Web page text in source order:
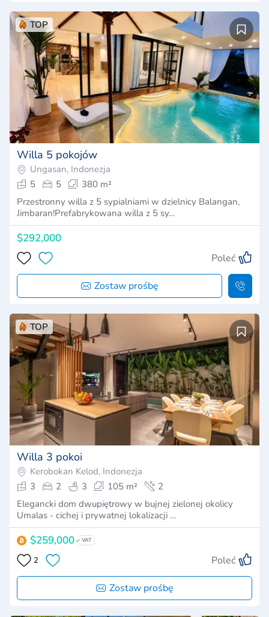
TOP
Willa 5 pokojów
Ungasan, Indonezja
5
5
380 m²
Przestronny willa z 5 sypialniami w dzielnicy Balangan,
Jimbaran!Prefabrykowana willa z 5 sy…
$292,000
Poleć
Zostaw prośbę
TOP
Willa 3 pokoi
Kerobokan Kelod, Indonezja
3
2 3 105 m²
2
Elegancki dom dwupiętrowy w bujnej zielonej okolicy
Umalas - cichej i prywatnej lokalizacji …
$259,000 VAT
2 Poleć
Zostaw prośbę